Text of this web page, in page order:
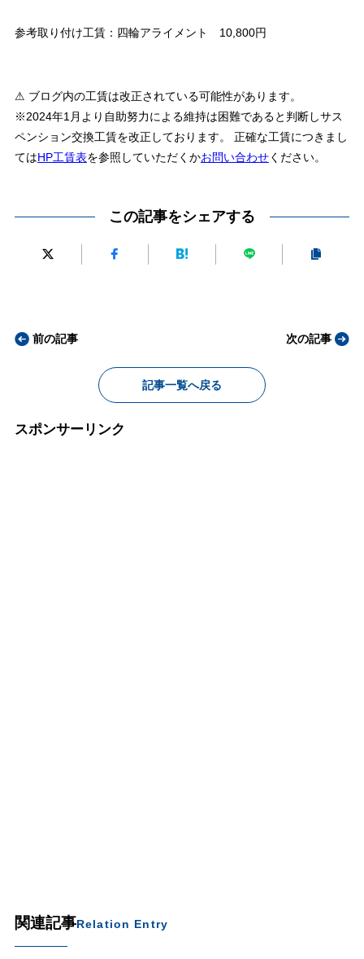
参考取り付け工賃：四輪アライメント 10,800円
⚠ ブログ内の工賃は改正されている可能性があります。
※2024年1月より自助努力による維持は困難であると判断しサス
ペンション交換工賃を改正しております。 正確な工賃につきまし
てはHP工賃表を参照していただくかお問い合わせください。
この記事をシェアする
前の記事
記事一覧へ戻る
次の記事
スポンサーリンク
関連記事Relation Entry